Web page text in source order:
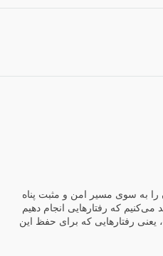
به سوی مسیر امن و مثبت پناه
که رفتارهایی انجام دهیم
رفتارهایی که برای حفظ این